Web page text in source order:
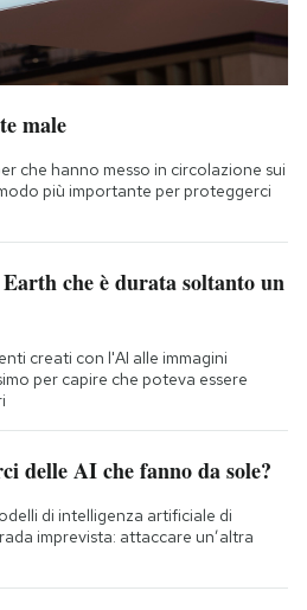
male
che hanno messo in circolazione sui
più importante per proteggerci
che è durata soltanto un
creati con l'AI alle immagini
per capire che poteva essere
delle AI che fanno da sole?
di intelligenza artificiale di
imprevista: attaccare un’altra